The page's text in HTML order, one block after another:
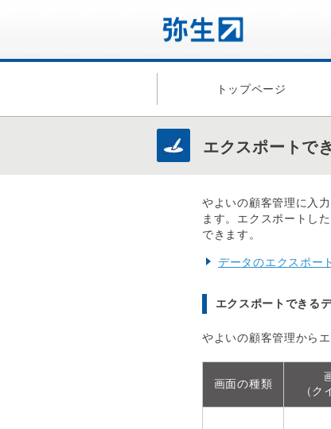
トップページ
エクスポートで
やよいの顧客管理に入
ます。エクスポートし
できます。
データのエクスポート
エクスポートできる
やよいの顧客管理から
画面の種類
（ク